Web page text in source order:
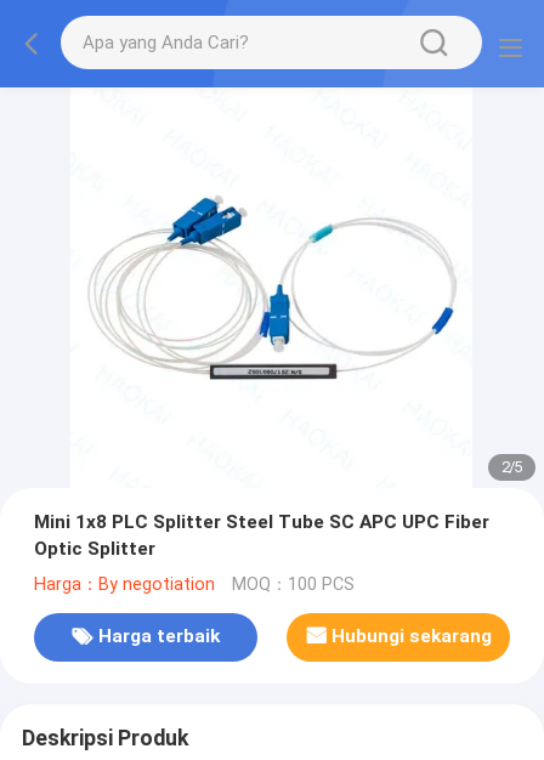
2/5
Mini 1x8 PLC Splitter Steel Tube SC APC UPC Fiber
Optic Splitter
Harga：By negotiation MOQ：100 PCS
Harga terbaik Hubungi sekarang
Deskripsi Produk